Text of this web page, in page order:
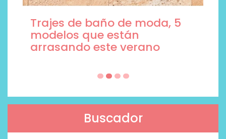
Trajes de baño de moda, 5
modelos que están
arrasando este verano
Buscador